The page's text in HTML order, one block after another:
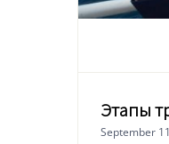
Этапы
September